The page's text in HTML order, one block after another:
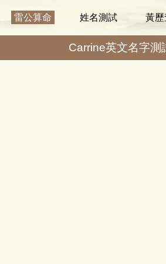
雷公算命 姓名測試 黃歷
Carrine英文名字測